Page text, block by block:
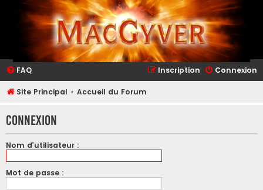
FAQ Connexion
Inscription
Site Principal Accueil du Forum
Connexion
Nom d’utilisateur :
Mot de passe :